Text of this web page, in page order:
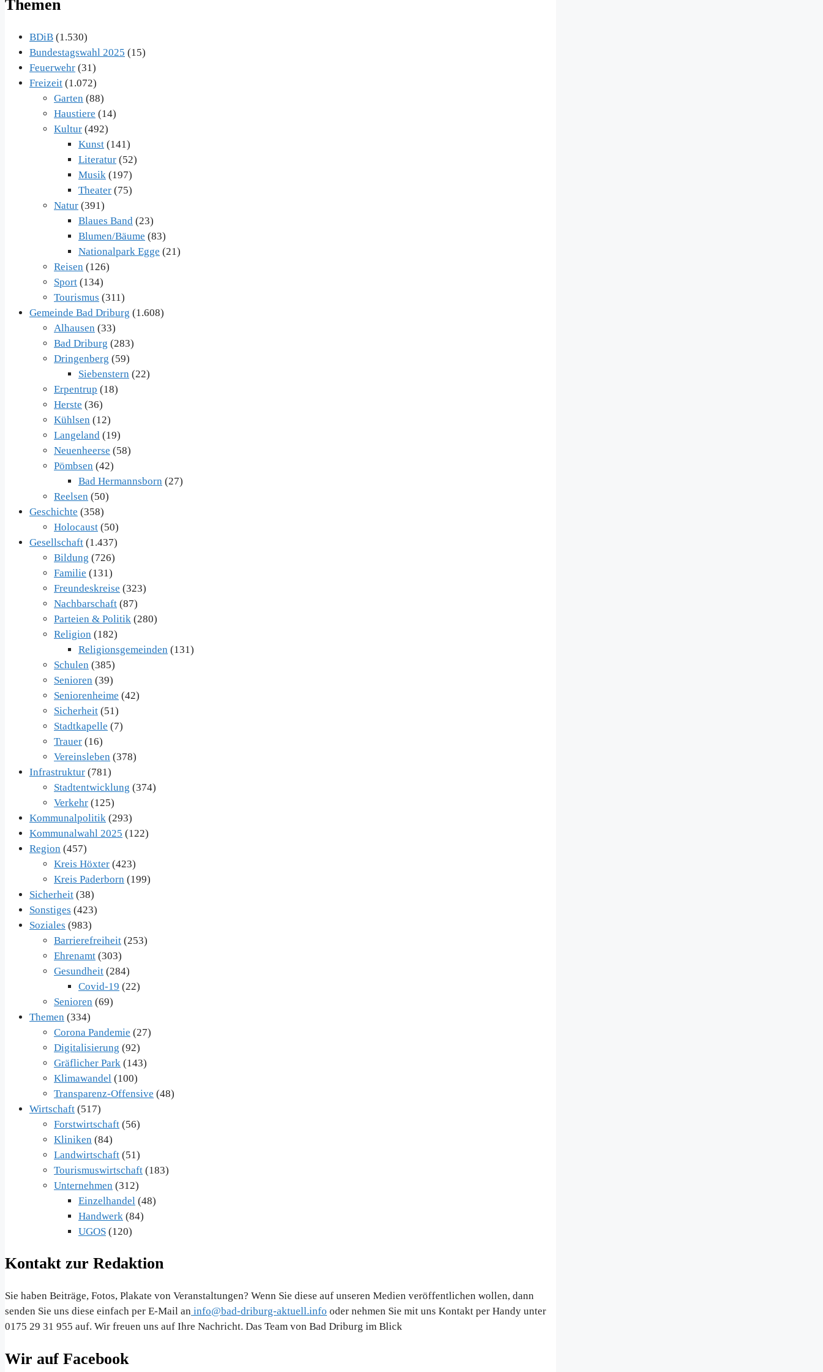
Themen
BDiB (1.530)
Bundestagswahl 2025 (15)
Feuerwehr (31)
Freizeit (1.072)
Garten (88)
Haustiere (14)
Kultur (492)
Kunst (141)
Literatur (52)
Musik (197)
Theater (75)
Natur (391)
Blaues Band (23)
Blumen/Bäume (83)
Nationalpark Egge (21)
Reisen (126)
Sport (134)
Tourismus (311)
Gemeinde Bad Driburg (1.608)
Alhausen (33)
Bad Driburg (283)
Dringenberg (59)
Siebenstern (22)
Erpentrup (18)
Herste (36)
Kühlsen (12)
Langeland (19)
Neuenheerse (58)
Pömbsen (42)
Bad Hermannsborn (27)
Reelsen (50)
Geschichte (358)
Holocaust (50)
Gesellschaft (1.437)
Bildung (726)
Familie (131)
Freundeskreise (323)
Nachbarschaft (87)
Parteien & Politik (280)
Religion (182)
Religionsgemeinden (131)
Schulen (385)
Senioren (39)
Seniorenheime (42)
Sicherheit (51)
Stadtkapelle (7)
Trauer (16)
Vereinsleben (378)
Infrastruktur (781)
Stadtentwicklung (374)
Verkehr (125)
Kommunalpolitik (293)
Kommunalwahl 2025 (122)
Region (457)
Kreis Höxter (423)
Kreis Paderborn (199)
Sicherheit (38)
Sonstiges (423)
Soziales (983)
Barrierefreiheit (253)
Ehrenamt (303)
Gesundheit (284)
Covid-19 (22)
Senioren (69)
Themen (334)
Corona Pandemie (27)
Digitalisierung (92)
Gräflicher Park (143)
Klimawandel (100)
Transparenz-Offensive (48)
Wirtschaft (517)
Forstwirtschaft (56)
Kliniken (84)
Landwirtschaft (51)
Tourismuswirtschaft (183)
Unternehmen (312)
Einzelhandel (48)
Handwerk (84)
UGOS (120)
Kontakt zur Redaktion
Sie haben Beiträge, Fotos, Plakate von Veranstaltungen? Wenn Sie diese auf unseren Medien veröffentlichen wollen, dann
senden Sie uns diese einfach per E-Mail an info@bad-driburg-aktuell.info oder nehmen Sie mit uns Kontakt per Handy unter
0175 29 31 955 auf. Wir freuen uns auf Ihre Nachricht. Das Team von Bad Driburg im Blick
Wir auf Facebook